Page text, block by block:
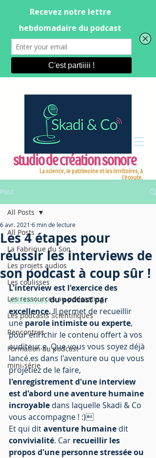
studio de création sonore
La science, le patrimoine et les territoires, à
l'écoute.
Post
All Posts
La Fabrique du Son
Les projets audios
Les coulisses
Les ressources au podcasting
Les podcasts Scientifiques
Rencontres
Formation au podcast
mini-série
All Posts
Les 4 étapes pour
réussir les interviews de
son podcast à coup sûr !
6 avr. 2021 6 min de lecture
L'interview est l'exercice des
artisan.es du podcast par
excellence. Il permet de recueillir
une parole intimiste ou experte,
pour enrichir le contenu offert à vos
auditeur.e. Que vous vous soyez déjà
lancé.es dans l'aventure ou que vous
projetiez de le faire,
l'enregistrement d'une interview
est d'abord une aventure humaine
incroyable dans laquelle Skadi & Co
vous accompagne ! :)
Et qui dit aventure humaine dit
convivialité. Car recueillir les
propos d'une personne stressée ou